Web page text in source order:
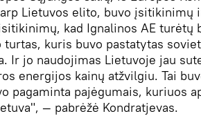
Lietuvos elito, buvo įsitikinimų
kad Ignalinos AE turėtų
kuris buvo pastatytas
Ir jo naudojimas Lietuvoje jau
energijos kainų atžvilgiu. Tai
pagaminta pajėgumais, kuriuos
— pabrėžė Kondratjevas.